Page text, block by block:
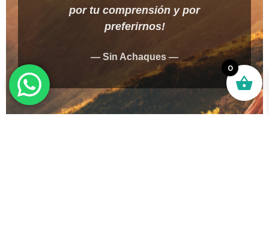
por tu comprensión y por
preferirnos!
— Sin Achaques —
0